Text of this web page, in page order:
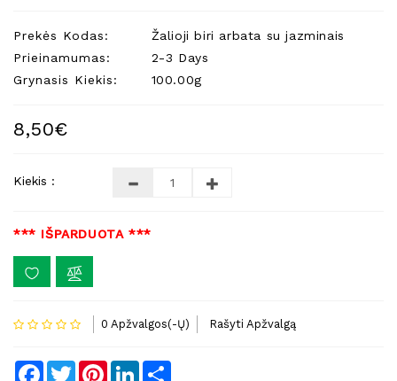
Kūdikiams
Pirties
Indai
Prekės Kodas:
Žalioji biri arbata su jazminais
Prieinamumas:
2-3 Days
Grynasis Kiekis:
100.00g
8,50€
Kiekis :
*** IŠPARDUOTA ***
0 Apžvalgos(-Ų) Rašyti Apžvalgą
Facebook
TwitterPinterestLinkedIn